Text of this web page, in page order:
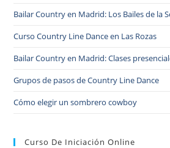
Bailar Country en Madrid: Los Bailes de la
Curso Country Line Dance en Las Rozas
Bailar Country en Madrid: Clases
Grupos de pasos de Country Line Dance
Cómo elegir un sombrero cowboy
Curso De Iniciación Online